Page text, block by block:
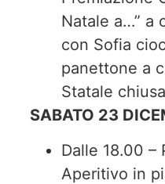
Natale a…” a
con Sofia
panettone a
Statale
SABATO 23
Dalle 18.00 –
Aperitivo in